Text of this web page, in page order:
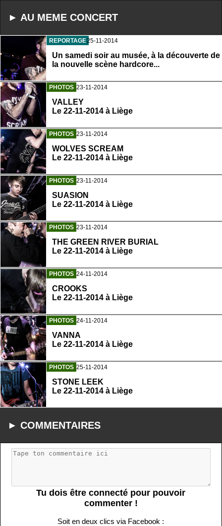
► AU MEME CONCERT
REPORTAGE25-11-2014
Un samedi soir au musée, à la découverte de
la nouvelle scène hardcore...
PHOTOS 23-11-2014
VALLEY
Le 22-11-2014 à Liège
PHOTOS 23-11-2014
WOLVES SCREAM
Le 22-11-2014 à Liège
PHOTOS 23-11-2014
SUASION
Le 22-11-2014 à Liège
PHOTOS 23-11-2014
THE GREEN RIVER BURIAL
Le 22-11-2014 à Liège
PHOTOS 24-11-2014
CROOKS
Le 22-11-2014 à Liège
PHOTOS 24-11-2014
VANNA
Le 22-11-2014 à Liège
PHOTOS 25-11-2014
STONE LEEK
Le 22-11-2014 à Liège
► COMMENTAIRES
Tu dois être connecté pour pouvoir
commenter !
Soit en deux clics via Facebook :